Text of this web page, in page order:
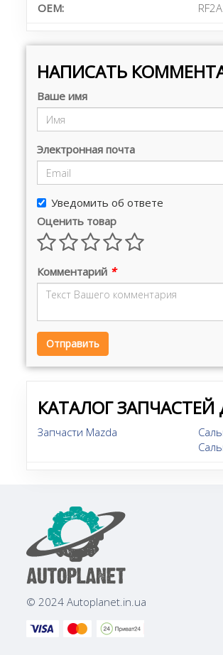
OEM:
НАПИСАТЬ
Ваше имя
Электронная почта
Уведомить об ответе
Оценить товар
Комментарий *
Отправить
КАТАЛОГ
Запчасти Mazda
© 2024 Autoplanet.in.ua